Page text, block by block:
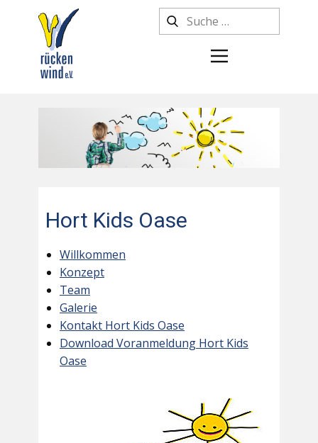
Hort Kids Oase
Willkommen
Konzept
Team
Galerie
Kontakt Hort Kids Oase
Download Voranmeldung Hort Kids
Oase